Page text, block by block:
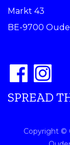
Markt 43
BE-9700
SPREAD
Copyright ©